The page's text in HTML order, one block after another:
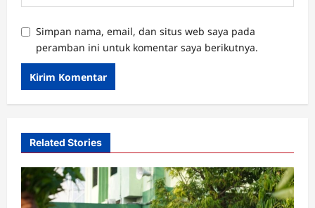
Simpan nama, email, dan situs web saya pada
peramban ini untuk komentar saya berikutnya.
Related Stories